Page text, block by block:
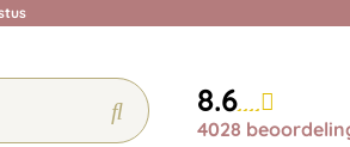
8.6
4028
Chat